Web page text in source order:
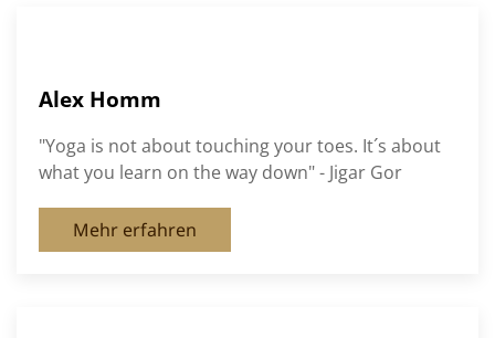
Alex Homm
"Yoga is not about touching your toes. It´s about
what you learn on the way down" - Jigar Gor
Mehr erfahren